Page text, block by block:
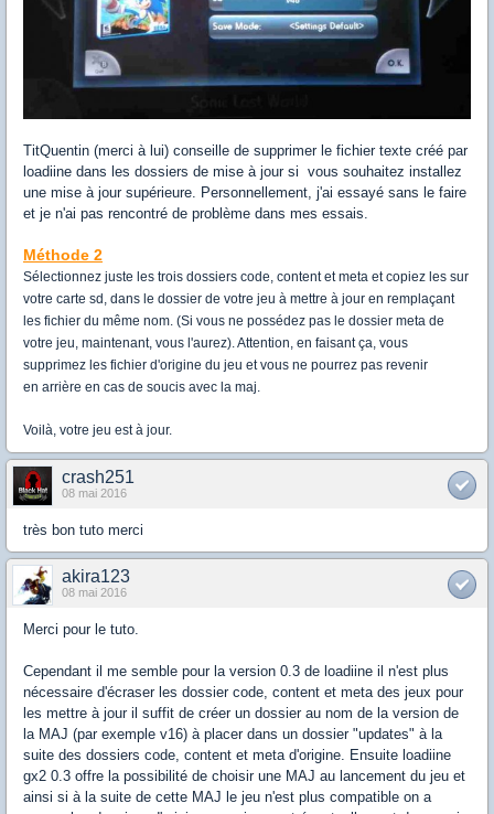
TitQuentin (merci à lui) conseille de supprimer le fichier texte créé par
loadiine dans les dossiers de mise à jour si vous souhaitez installez
une mise à jour supérieure. Personnellement, j'ai essayé sans le faire
et je n'ai pas rencontré de problème dans mes essais.
Méthode 2
Sélectionnez juste les trois dossiers code, content et meta et copiez les sur
votre carte sd, dans le dossier de votre jeu à mettre à jour en remplaçant
les fichier du même nom. (Si vous ne possédez pas le dossier meta de
votre jeu, maintenant, vous l'aurez). Attention, en faisant ça, vous
supprimez les fichier d'origine du jeu et vous ne pourrez pas revenir
en arrière en cas de soucis avec la maj.
Voilà, votre jeu est à jour.
crash251
08 mai 2016
très bon tuto merci
akira123
08 mai 2016
Merci pour le tuto.
Cependant il me semble pour la version 0.3 de loadiine il n'est plus
nécessaire d'écraser les dossier code, content et meta des jeux pour
les mettre à jour il suffit de créer un dossier au nom de la version de
la MAJ (par exemple v16) à placer dans un dossier "updates" à la
suite des dossiers code, content et meta d'origine. Ensuite loadiine
gx2 0.3 offre la possibilité de choisir une MAJ au lancement du jeu et
ainsi si à la suite de cette MAJ le jeu n'est plus compatible on a